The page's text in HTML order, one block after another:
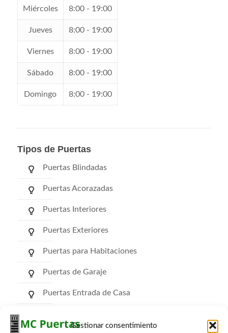
Gestionar consentimiento
Miércoles 8:00 - 19:00
Jueves 8:00 - 19:00
Viernes 8:00 - 19:00
Sábado 8:00 - 19:00
Domingo 8:00 - 19:00
Tipos de Puertas
Puertas Blindadas
Puertas Acorazadas
Puertas Interiores
Puertas Exteriores
Puertas para Habitaciones
Puertas de Garaje
Puertas Entrada de Casa